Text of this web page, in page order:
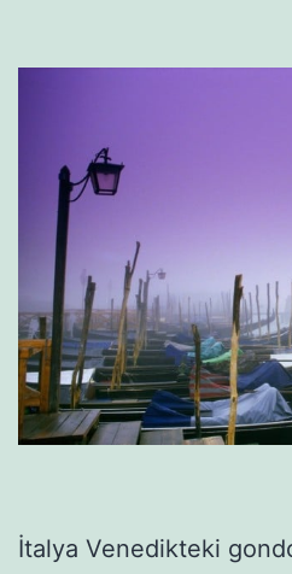
İtalya Venedikteki